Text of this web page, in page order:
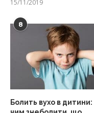
15/11/2019
8
Болить вухо в дитини: